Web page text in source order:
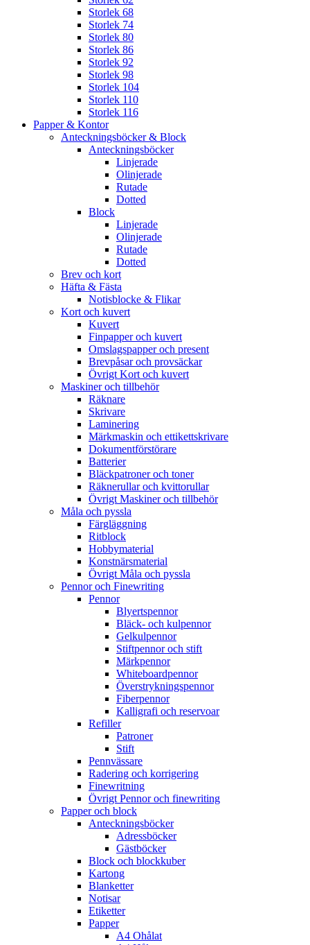
Storlek 68
Storlek 74
Storlek 80
Storlek 86
Storlek 92
Storlek 98
Storlek 104
Storlek 110
Storlek 116
Papper & Kontor
Anteckningsböcker & Block
Anteckningsböcker
Linjerade
Olinjerade
Rutade
Dotted
Block
Linjerade
Olinjerade
Rutade
Dotted
Brev och kort
Häfta & Fästa
Notisblocke & Flikar
Kort och kuvert
Kuvert
Finpapper och kuvert
Omslagspapper och present
Brevpåsar och provsäckar
Övrigt Kort och kuvert
Maskiner och tillbehör
Räknare
Skrivare
Laminering
Märkmaskin och ettikettskrivare
Dokumentförstörare
Batterier
Bläckpatroner och toner
Räknerullar och kvittorullar
Övrigt Maskiner och tillbehör
Måla och pyssla
Färgläggning
Ritblock
Hobbymaterial
Konstnärsmaterial
Övrigt Måla och pyssla
Pennor och Finewriting
Pennor
Blyertspennor
Bläck- och kulpennor
Gelkulpennor
Stiftpennor och stift
Märkpennor
Whiteboardpennor
Överstrykningspennor
Fiberpennor
Kalligrafi och reservoar
Refiller
Patroner
Stift
Pennvässare
Radering och korrigering
Finewritning
Övrigt Pennor och finewriting
Papper och block
Anteckningsböcker
Adressböcker
Gästböcker
Block och blockkuber
Kartong
Blanketter
Notisar
Etiketter
Papper
A4 Ohålat